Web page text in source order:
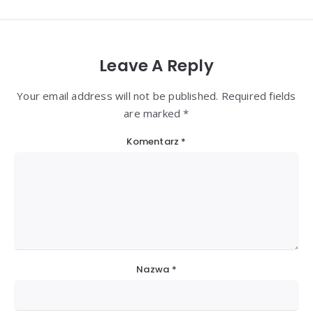
Leave A Reply
Your email address will not be published. Required fields
are marked *
Komentarz *
Nazwa *